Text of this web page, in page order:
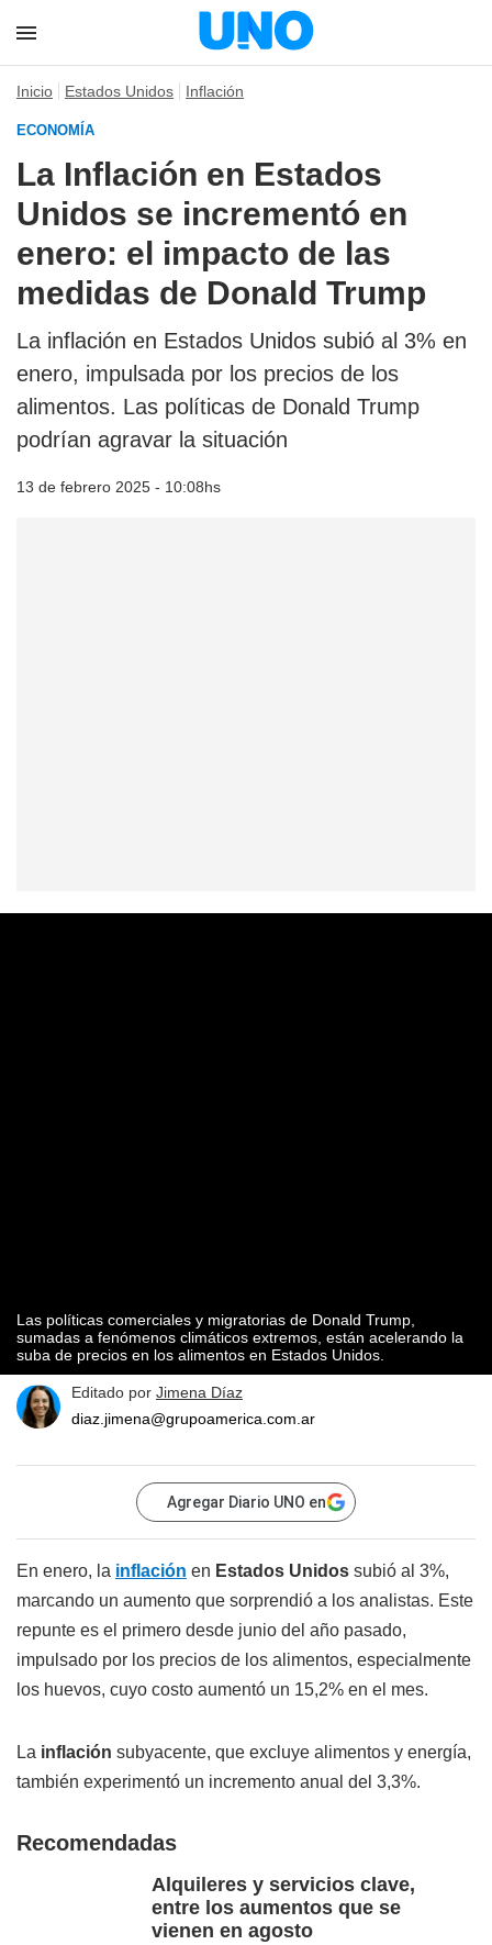
Inicio Estados Unidos Inflación
ECONOMÍA
La Inflación en Estados
Unidos se incrementó en
enero: el impacto de las
medidas de Donald Trump
La inflación en Estados Unidos subió al 3% en
enero, impulsada por los precios de los
alimentos. Las políticas de Donald Trump
podrían agravar la situación
13 de febrero 2025 - 10:08hs
Las políticas comerciales y migratorias de Donald Trump,
sumadas a fenómenos climáticos extremos, están acelerando la
suba de precios en los alimentos en Estados Unidos.
Editado por Jimena Díaz
diaz.jimena@grupoamerica.com.ar
Agregar Diario UNO en
En enero, la inflación en Estados Unidos subió al 3%,
marcando un aumento que sorprendió a los analistas. Este
repunte es el primero desde junio del año pasado,
impulsado por los precios de los alimentos, especialmente
los huevos, cuyo costo aumentó un 15,2% en el mes.
La inflación subyacente, que excluye alimentos y energía,
también experimentó un incremento anual del 3,3%.
Recomendadas
Alquileres y servicios clave,
entre los aumentos que se
vienen en agosto